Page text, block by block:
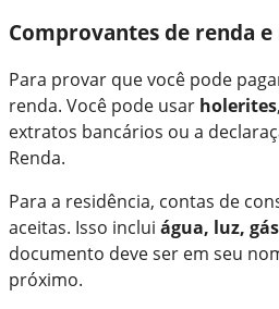
Comprovantes de renda
Para provar que você pode
renda. Você pode usar holerites
extratos bancários ou a
Renda.
Para a residência, contas de
aceitas. Isso inclui água, luz,
documento deve ser em seu
próximo.